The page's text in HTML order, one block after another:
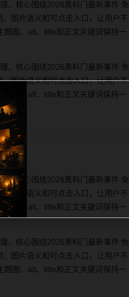
，核心围绕2026黑料门最新事件 免
图片语义和可点击入口，让用户不
题图、alt、title和正文关键词保持一
，核心围绕2026黑料门最新事件 免
图片语义和可点击入口，让用户不
题图、alt、title和正文关键词保持一
，核心围绕2026黑料门最新事件 免
图片语义和可点击入口，让用户不
题图、alt、title和正文关键词保持一
，核心围绕2026黑料门最新事件 免
图片语义和可点击入口，让用户不
题图、alt、title和正文关键词保持一